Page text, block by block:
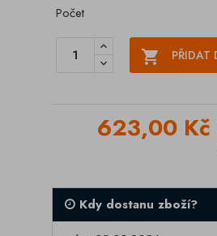
Počet
 PŘIDAT
623,00 Kč
Kdy dostanu zboží?